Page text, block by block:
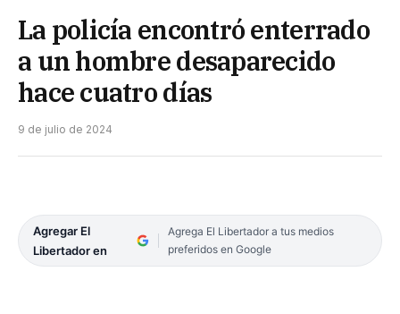
La policía encontró enterrado
a un hombre desaparecido
hace cuatro días
9 de julio de 2024
Agregar El
Libertador en
Agrega El Libertador a tus medios
preferidos en Google